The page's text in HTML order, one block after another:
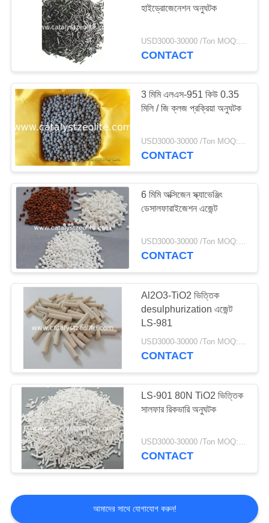
ডিহাইড্রোজেনেটিং অনুঘটক
শিফট অনুঘটক
49
তরল অনুঘটক ক্র্যাকিং
অনুঘটক
42
অ্যালুমিনা অনুঘটক সমর্থন
83
হাইড্রোজেনেশন অনুঘটক
CONTACT
3 মিমি এলএস-951 কিউ 0.35
মিলি / জি ক্লজ প্রক্রিয়া অনুঘটক
CONTACT
6 মিমি অক্সিজেন স্ক্যাভেঞ্জিং
ডেসালফারাইজেশন এজেন্ট
USD3000-30000 /Ton MOQ:1 কিলোগ্রাম
CONTACT
Al2O3-TiO2 ভিত্তিক
desulphurization এজেন্ট
LS-981
USD3000-30000 /Ton MOQ:1 কিলোগ্রাম
CONTACT
LS-901 80N TiO2 ভিত্তিক
সালফার রিকভারি অনুঘটক
USD3000-30000 /Ton MOQ:1 কিলোগ্রাম
CONTACT
আমাদের সাথে যোগাযোগ করুন!